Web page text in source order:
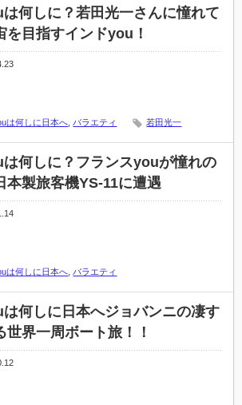
何しに？若田光一さんに憧れて
を目指すインドyou！
は何しに日本へ バラエティ 若田光一
何しに？フランスyouが憧れの
本製旅客機YS-11に遭遇
は何しに日本へ バラエティ
何しに日本へジョバンニの凄す
世界一周ボート旅！！